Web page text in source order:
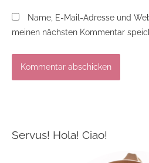
Name, E-Mail-Adresse und
meinen nächsten Kommentar
Servus! Hola! Ciao!